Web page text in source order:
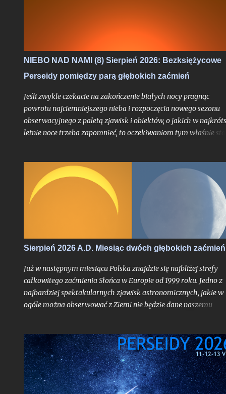
NIEBO NAD NAMI (8) Sierpień 2026: Bezksiężycowe
Perseidy pomiędzy parą głębokich zaćmień
Jeśli zwykle czekacie na zakończenie białych nocy pragnąc
powrotu najciemniejszego nieba i rozpoczęcia nowego sezonu
obserwacyjnego z paletą zjawisk i obiektów, o jakich w
letnie noce trzeba zapomnieć, to oczekiwaniom tym właśnie
tym roku, trudno bowiem w najnowszej historii znaleźć
przypadek takiego sierpnia, który wiązałby się z
kumulacją wspaniałości na skalę jak w 2026 roku. O ile bowiem
najsłynniejszy rój meteorów nie jest dla tego miesiąca
tyle fakt, że będzie on otoczony bardzo głębokimi zaćmieniami
zarówno Słońca jak i Księżyca - to już nawarstwienie zjawisk
wielkiego kalibru na skalę, jakiej chyba nikt z nas jeszcze nie
doświadczył.
Sierpień 2026 A.D. Miesiąc dwóch głębokich zaćmień
Już w następnym miesiącu Polska znajdzie się najbliżej strefy
całkowitego zaćmienia Słońca w Europie od 1999 roku. Jedno z
najbardziej spektakularnych zjawisk astronomicznych, jakie w
ogóle można obserwować z Ziemi nie będzie dane naszemu
który obszar kontynentu chodzi - spektakl ten rozegra się
innymi nad Hiszpanią. Choć faza całkowita z Polski
nie będzie, tak duża bliskość względem pasa jej widoczności
oznacza nieuchronnie, że znajdziemy się w strefie zaćmienia
częściowego o bardzo głębokiej fazie maksymalnej